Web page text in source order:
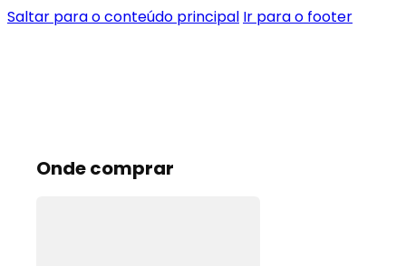
Saltar para o conteúdo principal Ir para o footer
Onde comprar